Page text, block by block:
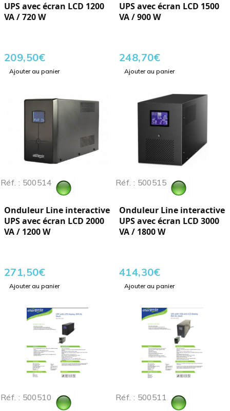
UPS avec écran LCD 1200
VA / 720 W
209,50€
Ajouter au panier
UPS avec écran LCD 1500
VA / 900 W
248,70€
Ajouter au panier
Réf. : 500514
Onduleur Line interactive
UPS avec écran LCD 2000
VA / 1200 W
271,50€
Ajouter au panier
Réf. : 500515
Onduleur Line interactive
UPS avec écran LCD 3000
VA / 1800 W
414,30€
Ajouter au panier
Réf. : 500510 Réf. : 500511